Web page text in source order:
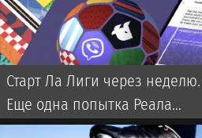
Старт Ла Лиги через неделю.
Еще одна попытка Реала
забрать титул у Флика